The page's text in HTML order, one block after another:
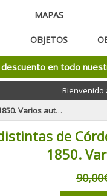
MAPAS
OBJETOS
en todo
Bienvenido
Varios autores
de
1850.